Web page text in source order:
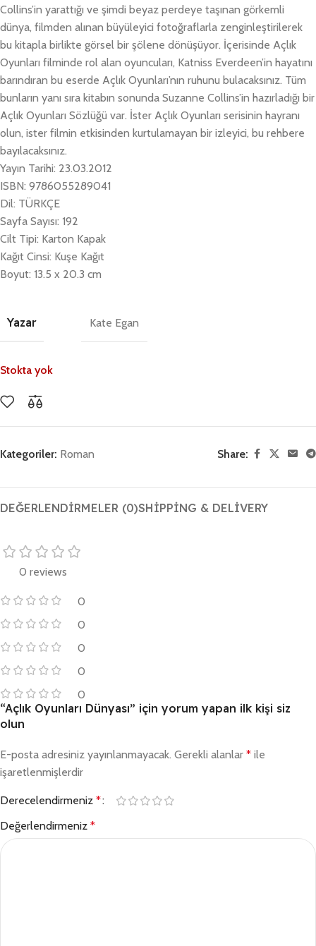
Collins’in yarattığı ve şimdi beyaz perdeye taşınan görkemli
dünya, filmden alınan büyüleyici fotoğraflarla zenginleştirilerek
bu kitapla birlikte görsel bir şölene dönüşüyor. İçerisinde Açlık
Oyunları filminde rol alan oyuncuları, Katniss Everdeen’in hayatını
barındıran bu eserde Açlık Oyunları’nın ruhunu bulacaksınız. Tüm
bunların yanı sıra kitabın sonunda Suzanne Collins’in hazırladığı bir
Açlık Oyunları Sözlüğü var. İster Açlık Oyunları serisinin hayranı
olun, ister filmin etkisinden kurtulamayan bir izleyici, bu rehbere
bayılacaksınız.
Yayın Tarihi: 23.03.2012
ISBN: 9786055289041
Dil: TÜRKÇE
Sayfa Sayısı: 192
Cilt Tipi: Karton Kapak
Kağıt Cinsi: Kuşe Kağıt
Boyut: 13.5 x 20.3 cm
Yazar Kate Egan
Stokta yok
Kategoriler: Roman Share:
DEĞERLENDIRMELER (0)SHIPPING & DELIVERY
0 reviews
0
0
0
0
0
“Açlık Oyunları Dünyası” için yorum yapan ilk kişi siz
olun
E-posta adresiniz yayınlanmayacak. Gerekli alanlar * ile
işaretlenmişlerdir
Derecelendirmeniz *
Değerlendirmeniz *